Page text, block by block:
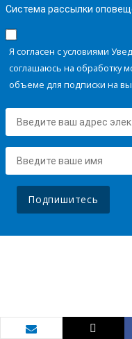
Система рассылки
Я согласен с условиями
соглашаюсь на обработку
объеме для подписки на
Подпишитесь